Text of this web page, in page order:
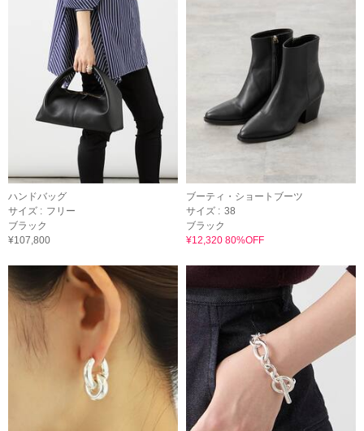
ハンドバッグ
サイズ : フリー
ブラック
¥107,800
ブーティ・ショートブーツ
サイズ : 38
ブラック
¥12,320 80%OFF